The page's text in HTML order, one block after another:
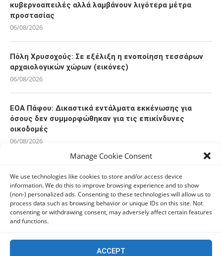
Manage Cookie Consent
We use technologies like cookies to store and/or access device
information. We do this to improve browsing experience and to show
(non-) personalized ads. Consenting to these technologies will allow us to
process data such as browsing behavior or unique IDs on this site. Not
consenting or withdrawing consent, may adversely affect certain features
and functions.
ACCEPT
κυβερνοαπειλές αλλά λαμβάνουν λιγότερα μέτρα
προστασίας
06/08/2026
Πόλη Χρυσοχούς: Σε εξέλιξη η ενοποίηση τεσσάρων
αρχαιολογικών χώρων (εικόνες)
06/08/2026
ΕΟΑ Πάφου: Δικαστικά εντάλματα εκκένωσης για
όσους δεν συμμορφώθηκαν για τις επικίνδυνες
οικοδομές
06/08/2026
KEEP IN TOUCH